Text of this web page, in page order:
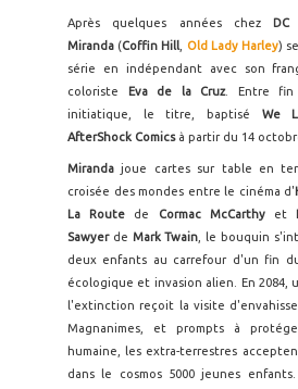
Après quelques années chez DC
Miranda (Coffin Hill Old Lady Harley)
série en indépendant avec son
coloriste
Eva de la Cruz. Entre fin
initiatique, le titre, baptisé We
AfterShock Comicsà partir du 14
Miranda joue cartes sur table en
croisée des mondes entre le cinéma d'
La Route de Cormac McCarthyet
Sawyerde Mark Twain , le bouquin
deux enfants au carrefour d'un fin
écologique et invasion alien. En 2084,
l'extinction reçoit la visite
Magnanimes, et prompts à
humaine, les extra-terrestres
dans le cosmos 5000 jeunes